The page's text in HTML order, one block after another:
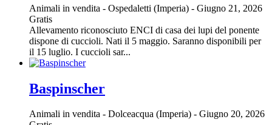
Animali in vendita - Ospedaletti (Imperia) - Giugno 21, 2026
Gratis
Allevamento riconosciuto ENCI di casa dei lupi del ponente
dispone di cuccioli. Nati il 5 maggio. Saranno disponibili per
il 15 luglio. I cuccioli sar...
Baspinscher
Animali in vendita - Dolceacqua (Imperia) - Giugno 20, 2026